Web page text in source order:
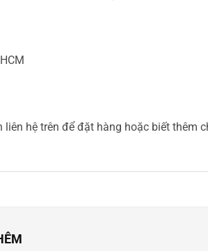
hệ trên để đặt hàng hoặc biết thêm